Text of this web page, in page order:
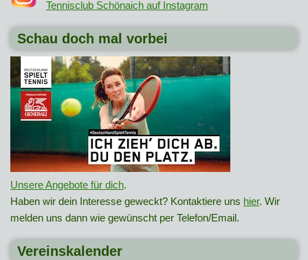
Tennisclub Schönaich auf Instagram
Schau doch mal vorbei
Unsere Angebote für dich.
Haben wir dein Interesse geweckt? Kontaktiere uns hier. Wir
melden uns dann wie gewünscht per Telefon/Email.
Vereinskalender